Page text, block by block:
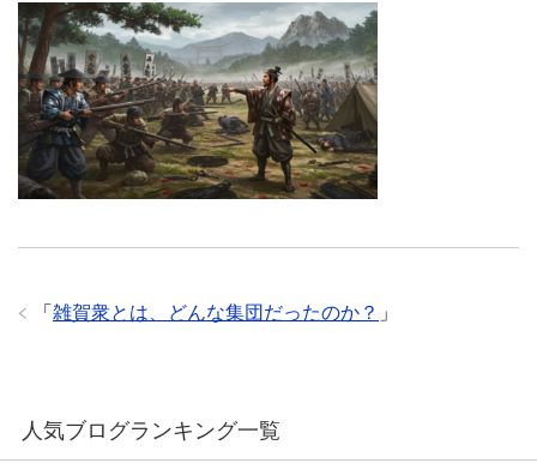
e
b
o
o
k
t
t
e
r
s
a
g
e
t
s
A
p
p
s
n
g
e
r
e
n
a
k
e
t
h
a
t
a
i
l
「 雑賀衆とは、どんな集団だったのか？ 」
人気ブログランキング一覧